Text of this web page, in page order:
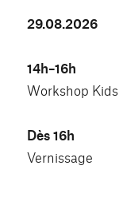
29.08.2026
14h–16h
Workshop Kids
Dès 16h
Vernissage